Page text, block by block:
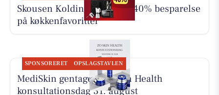
Skousen Kolding har op til 40% besparelse
på køkkenfavoritter
SPONSORERET OPSLAGSTAVLEN
MediSkin gentager ZO Skin Health
konsultationsdag 31. august